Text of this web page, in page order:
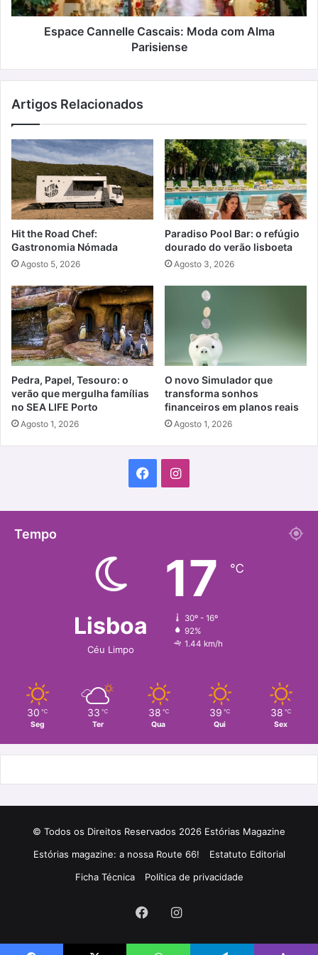
Espace Cannelle Cascais: Moda com Alma
Parisiense
Artigos Relacionados
Hit the Road Chef:
Gastronomia Nómada
Agosto 5, 2026
Paradiso Pool Bar: o refúgio
dourado do verão lisboeta
Agosto 3, 2026
Pedra, Papel, Tesouro: o
verão que mergulha famílias
no SEA LIFE Porto
Agosto 1, 2026
O novo Simulador que
transforma sonhos
financeiros em planos reais
Agosto 1, 2026
FacebookInstagram
Tempo
Lisboa
Céu Limpo
17 ℃
30º - 16º
92%
1.44 km/h
30 ℃
Seg
33 ℃
Ter
38 ℃
Qua
39 ℃
Qui
38 ℃
Sex
© Todos os Direitos Reservados 2026 Estórias Magazine
Estórias magazine: a nossa Route 66!
Estatuto Editorial
Ficha Técnica
Política de privacidade
FacebookInstagram